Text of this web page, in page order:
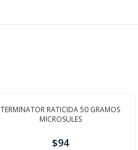
TERMINATOR RATICIDA 50 GRAMOS
MICROSULES
$94